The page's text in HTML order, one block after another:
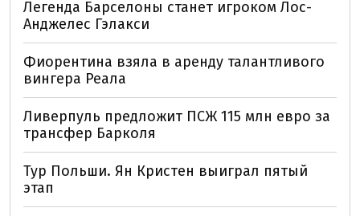
Легенда Барселоны станет игроком Лос-
Анджелес Гэлакси
Фиорентина взяла в аренду талантливого
вингера Реала
Ливерпуль предложит ПСЖ 115 млн евро за
трансфер Барколя
Тур Польши. Ян Кристен выиграл пятый
этап